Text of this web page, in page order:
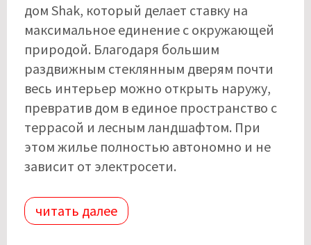
дом Shak, который делает ставку на
максимальное единение с окружающей
природой. Благодаря большим
раздвижным стеклянным дверям почти
весь интерьер можно открыть наружу,
превратив дом в единое пространство с
террасой и лесным ландшафтом. При
этом жилье полностью автономно и не
зависит от электросети.
читать далее